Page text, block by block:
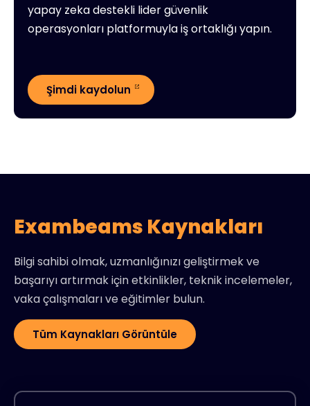
yapay zeka destekli lider güvenlik
operasyonları platformuyla iş ortaklığı yapın.
Şimdi kaydolun
Exambeams Kaynakları
Bilgi sahibi olmak, uzmanlığınızı geliştirmek ve
başarıyı artırmak için etkinlikler, teknik incelemeler,
vaka çalışmaları ve eğitimler bulun.
Tüm Kaynakları Görüntüle